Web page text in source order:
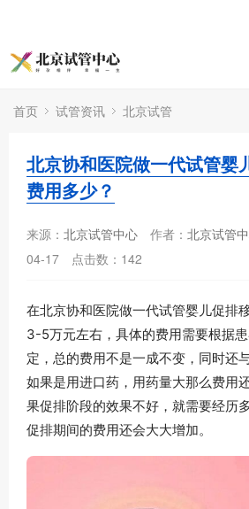
首页 试管资讯 北京试管
北京协和医院做一代试管婴
费用多少？
来源： 北京试管中心 作者： 北京试管
04-17
点击数： 142
在北京协和医院做一代试管婴儿促排
3-5万元左右，具体的费用需要根据
定，总的费用不是一成不变，同时还
如果是用进口药，用药量大那么费用
果促排阶段的效果不好，就需要经历
促排期间的费用还会大大增加。